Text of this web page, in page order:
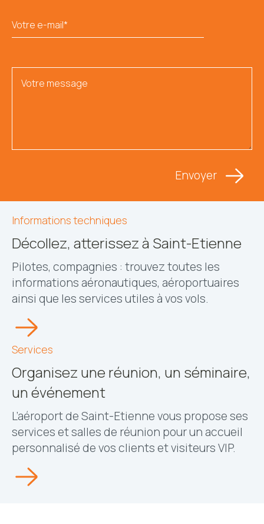
Informations techniques
Décollez, atterissez à Saint-Etienne
Pilotes, compagnies : trouvez toutes les
informations aéronautiques, aéroportuaires
ainsi que les services utiles à vos vols.
Services
Organisez une réunion, un séminaire,
un événement
L’aéroport de Saint-Etienne vous propose ses
services et salles de réunion pour un accueil
personnalisé de vos clients et visiteurs VIP.